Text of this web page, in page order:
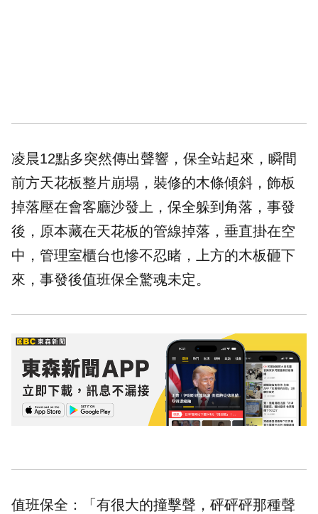
凌晨12點多突然傳出聲響，保全站起來，瞬間
前方天花板整片崩塌，裝修的木條傾斜，飾板
掉落壓在會客廳沙發上，保全躲到角落，事發
後，原本藏在天花板的管線掉落，垂直掛在空
中，管理室櫃台也慘不忍睹，上方的木板砸下
來，事發後值班保全驚魂未定。
值班保全：「有很大的撞擊聲，砰砰砰那種聲